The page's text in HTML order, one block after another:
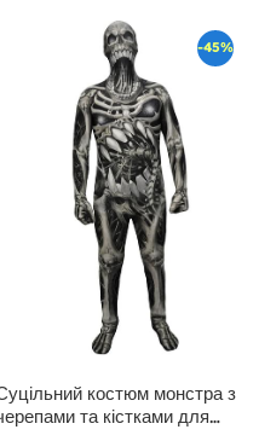
-45%
костюм монстра з
та кістками для